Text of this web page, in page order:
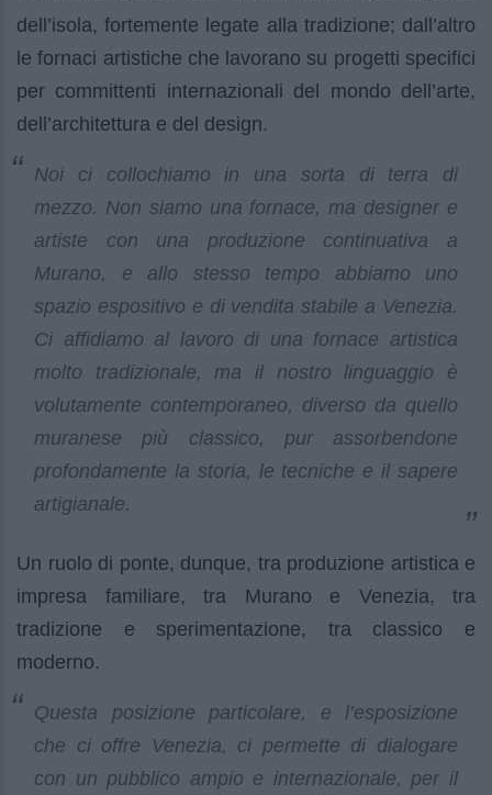
dell’isola, fortemente legate alla tradizione; dall’altro
le fornaci artistiche che lavorano su progetti specifici
per committenti internazionali del mondo dell’arte,
dell’architettura e del design.
Noi ci collochiamo in una sorta di terra di
mezzo. Non siamo una fornace, ma designer e
artiste con una produzione continuativa a
Murano, e allo stesso tempo abbiamo uno
spazio espositivo e di vendita stabile a Venezia.
Ci affidiamo al lavoro di una fornace artistica
molto tradizionale, ma il nostro linguaggio è
volutamente contemporaneo, diverso da quello
muranese più classico, pur assorbendone
profondamente la storia, le tecniche e il sapere
artigianale.
Un ruolo di ponte, dunque, tra produzione artistica e
impresa familiare, tra Murano e Venezia, tra
tradizione e sperimentazione, tra classico e
moderno.
Questa posizione particolare, e l’esposizione
che ci offre Venezia, ci permette di dialogare
con un pubblico ampio e internazionale, per il